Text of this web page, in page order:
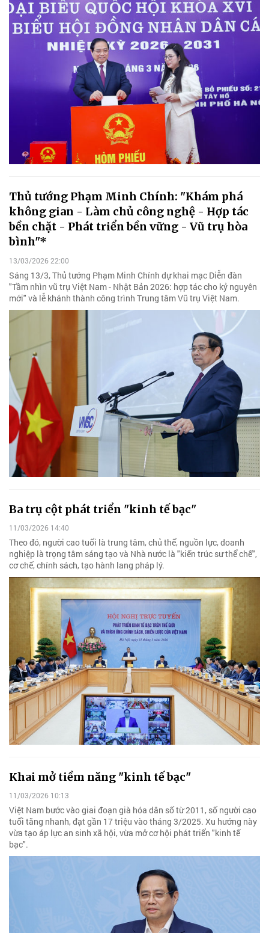
Thủ tướng Phạm Minh Chính: "Khám phá
không gian - Làm chủ công nghệ - Hợp tác
bền chặt - Phát triển bền vững - Vũ trụ hòa
bình"*
13/03/2026 22:00
Sáng 13/3, Thủ tướng Phạm Minh Chính dự khai mạc Diễn đàn
"Tầm nhìn vũ trụ Việt Nam - Nhật Bản 2026: hợp tác cho kỷ nguyên
mới" và lễ khánh thành công trình Trung tâm Vũ trụ Việt Nam.
Ba trụ cột phát triển "kinh tế bạc"
11/03/2026 14:40
Theo đó, người cao tuổi là trung tâm, chủ thể, nguồn lực, doanh
nghiệp là trọng tâm sáng tạo và Nhà nước là "kiến trúc sư thể chế",
cơ chế, chính sách, tạo hành lang pháp lý.
Khai mở tiềm năng "kinh tế bạc"
11/03/2026 10:13
Việt Nam bước vào giai đoạn già hóa dân số từ 2011, số người cao
tuổi tăng nhanh, đạt gần 17 triệu vào tháng 3/2025. Xu hướng này
vừa tạo áp lực an sinh xã hội, vừa mở cơ hội phát triển "kinh tế
bạc".